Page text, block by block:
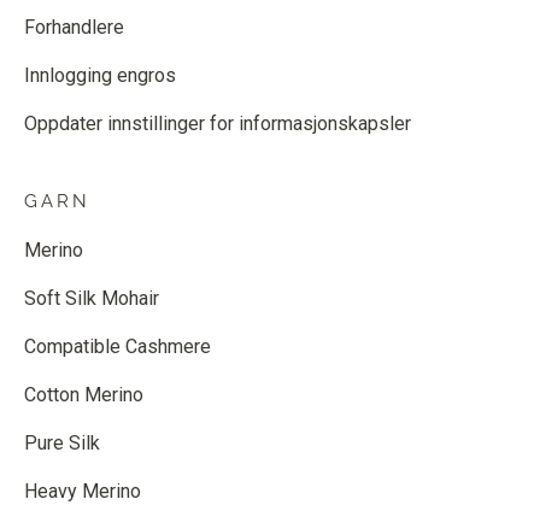
Forhandlere
Innlogging engros
Oppdater innstillinger for informasjonskapsler
GARN
Merino
Soft Silk Mohair
Compatible Cashmere
Cotton Merino
Pure Silk
Heavy Merino